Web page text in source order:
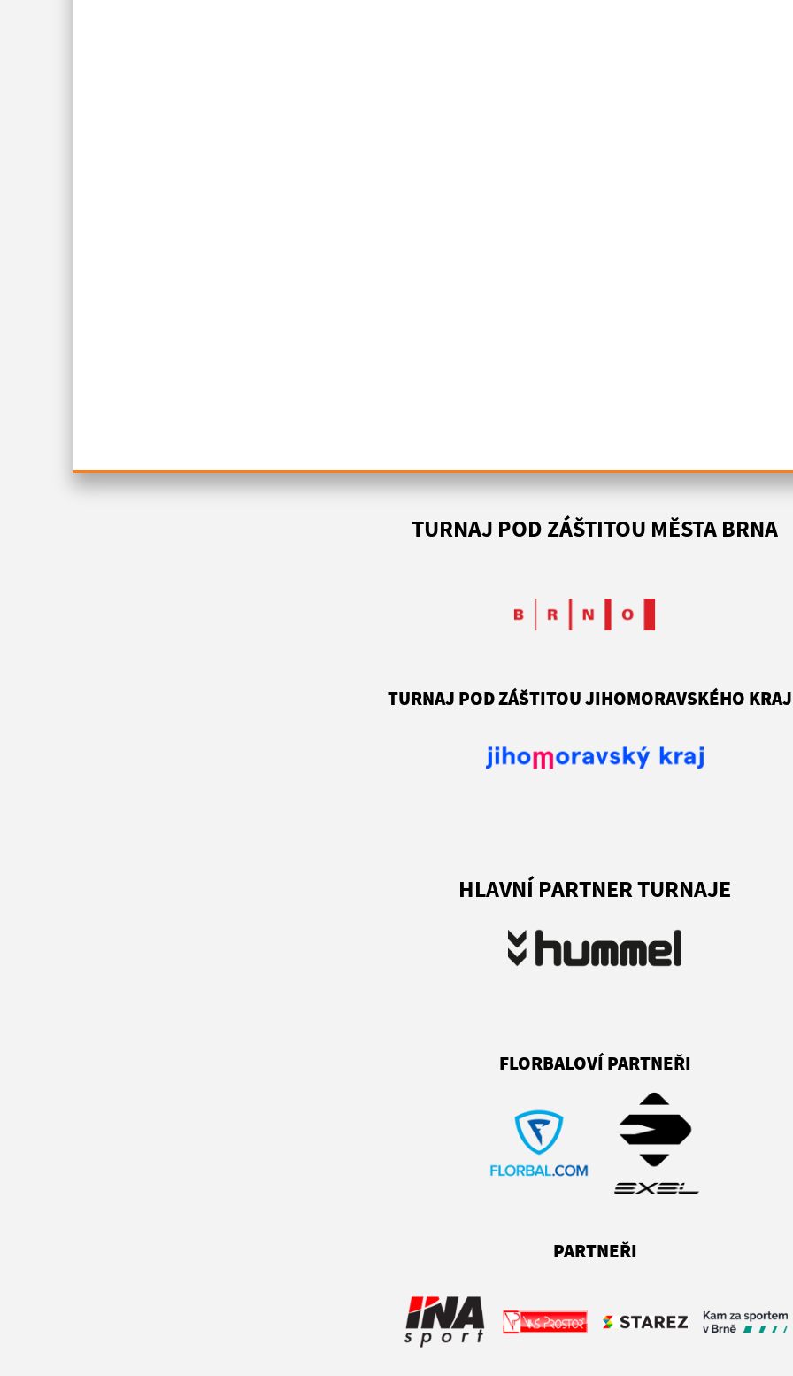
TURNAJ POD ZÁŠTITOU MĚSTA BRNA
TURNAJ POD ZÁŠTITOU JIHOMORAVSKÉHO
HLAVNÍ PARTNER TURNAJE
FLORBALOVÍ PARTNEŘI
PARTNEŘI